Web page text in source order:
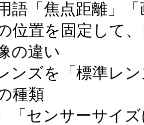
語「焦点距離」
位置を固定して
の違い
ンズを「標準レ
種類
「センサーサイ